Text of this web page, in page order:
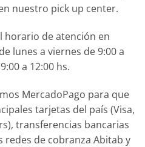
nuestro pick up center.
horario de atención en
lunes a viernes de 9:00 a
a 12:00 hs.
MercadoPago para que
tarjetas del país (Visa,
transferencias bancarias
redes de cobranza Abitab y